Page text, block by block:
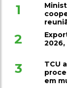
1
2
2026,
3
TCU
em